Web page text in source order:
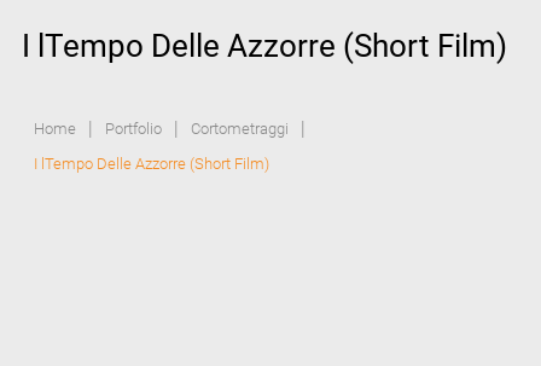
I lTempo Delle Azzorre (Short Film)
Home | Portfolio | Cortometraggi |
I lTempo Delle Azzorre (Short Film)